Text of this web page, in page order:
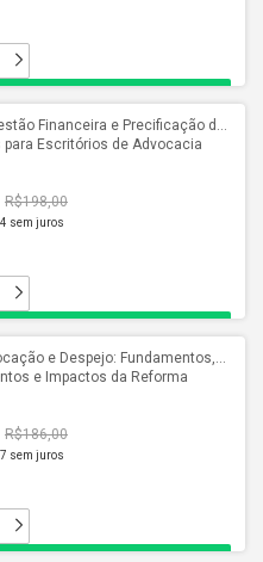
Financeira e Precificação de
para Escritórios de Advocacia
R$198,00
sem juros
e Despejo: Fundamentos,
e Impactos da Reforma
R$186,00
sem juros